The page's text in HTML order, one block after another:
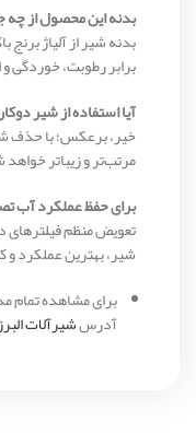
بدنه این محصول از
بدنه شیر از آلیاژ
برابر رطوبت، خوردگی
آیا استفاده از شیر
خیر، برعکس؛ با حذف
مرتب‌تر و زیباتر
برای حفظ عملکرد آب
تعویض منظم فیلترهای
شیر، بهترین عملکرد
برای مشاهده تمام
آدرسشیرآلات